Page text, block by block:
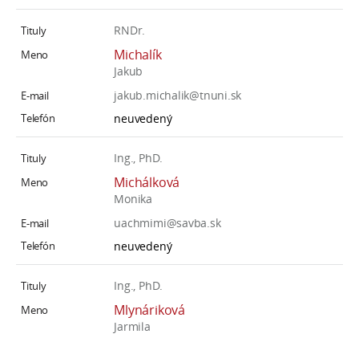
RNDr.
Michalík
Jakub
jakub.michalik@tnuni.sk
neuvedený
Ing., PhD.
Michálková
Monika
uachmimi@savba.sk
neuvedený
Ing., PhD.
Mlynáriková
Jarmila